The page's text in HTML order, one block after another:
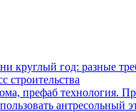
круглый год: разные
строительства
префаб технология.
антресольный